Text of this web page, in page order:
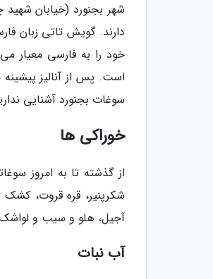
دارند. گویش تاتی زبان
خود را به فارسی معیار
است. پس از آنالیز
سوغات بجنورد آشنایی
خوراکی ها
از گذشته تا به امروز
شکرپنیر، قره قروت،
آجیل، هلو و سیب و لواشک
آب نبات